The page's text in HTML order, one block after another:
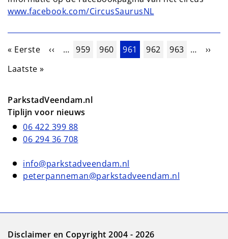
www.facebook.com/CircusSaurusNL
Paginering
Eerste pagina
« Eerste Vorige pagina
‹‹ … Pagina
959 Pagina
960 Huidige pagina
961 Pagina
962 Pagina
963 …
››
Laatste pagina
Laatste »
ParkstadVeendam.nl
Tiplijn voor nieuws
06 422 399 88
06 294 36 708
info@parkstadveendam.nl
peterpanneman@parkstadveendam.nl
Disclaimer en Copyright 2004 - 2026